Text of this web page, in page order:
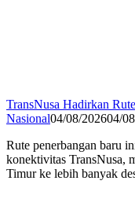
TransNusa Hadirkan
Nasional04/08/202604/
Rute penerbangan baru
konektivitas TransNusa,
Timur ke lebih banyak